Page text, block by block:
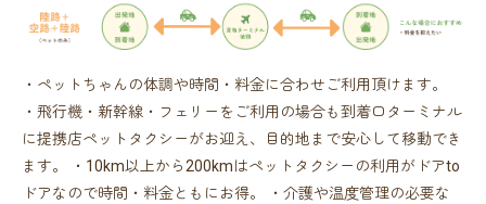
・ペットちゃんの体調や時間・料金に合わせご利用頂けます。
・飛行機・新幹線・フェリーをご利用の場合も到着口ターミナル
に提携店ペットタクシーがお迎え、目的地まで安心して移動でき
ます。 ・10km以上から200kmはペットタクシーの利用がドアto
ドアなので時間・料金ともにお得。 ・介護や温度管理の必要な